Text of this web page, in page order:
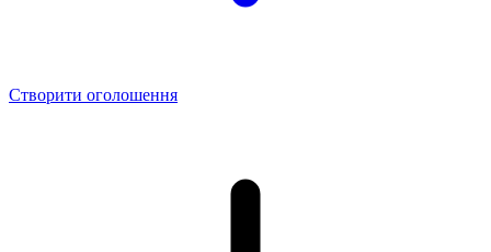
Створити оголошення